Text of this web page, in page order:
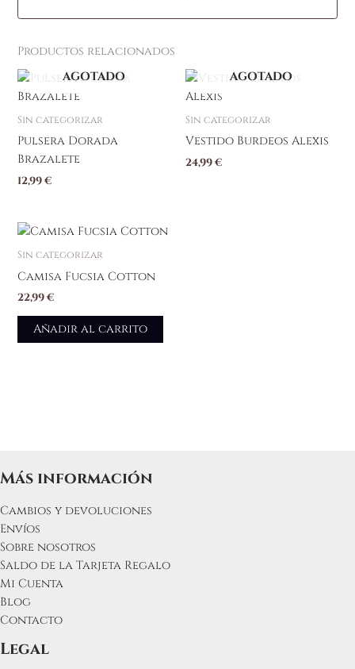
Productos relacionados
AGOTADO
Sin categorizar
Pulsera Dorada
Brazalete
12,99€
AGOTADO
Sin categorizar
Vestido Burdeos Alexis
24,99€
Sin categorizar
Camisa Fucsia Cotton
22,99€
Añadir al carrito
Más información
Cambios y devoluciones
Envíos
Sobre nosotros
Saldo de la Tarjeta Regalo
Mi Cuenta
Blog
Contacto
Legal